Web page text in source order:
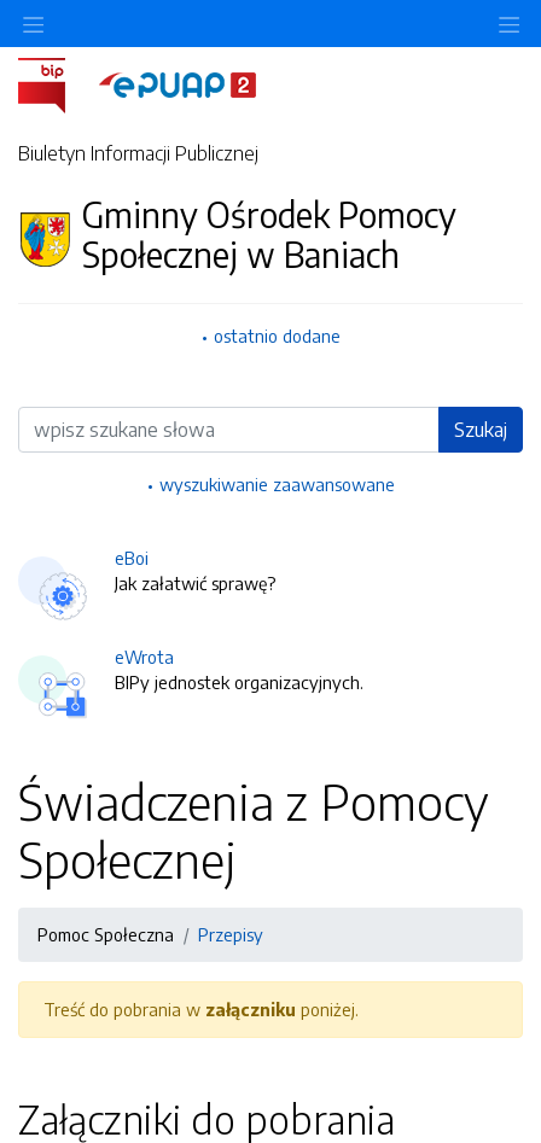
Biuletyn Informacji Publicznej
Gminny Ośrodek Pomocy
Społecznej w Baniach
ostatnio dodane
Wyszukiwarka Szukaj
wyszukiwanie zaawansowane
eBoi
Jak załatwić sprawę?
eWrota
BIPy jednostek organizacyjnych.
Świadczenia z Pomocy
Społecznej
Pomoc Społeczna Przepisy
Treść do pobrania w załączniku poniżej.
Załączniki do pobrania